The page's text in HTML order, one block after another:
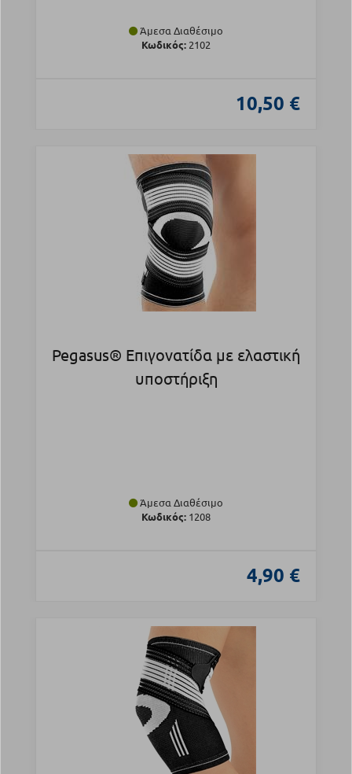
Άμεσα Διαθέσιμο
Κωδικός: 2102
10,50 €
Pegasus® Επιγονατίδα με ελαστική
υποστήριξη
Άμεσα Διαθέσιμο
Κωδικός: 1208
4,90 €